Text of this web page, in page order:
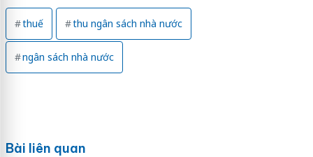
thuế thu ngân sách nhà nước
ngân sách nhà nước
Bài liên quan